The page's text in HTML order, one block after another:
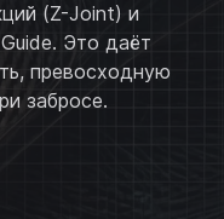
(Z-Joint) и
Это даёт
превосходную
забросе.